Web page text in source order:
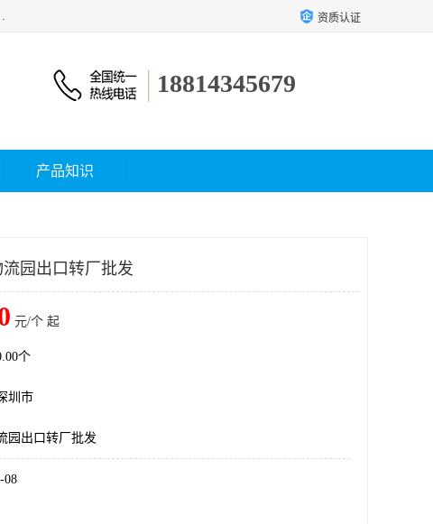
税仓储，保税生产加工，香港仓库、中港运输专拼货运等服务 资质认证
18814345679
产品知识
园出口转厂批发
元/个 起
个
圳市
园出口转厂批发
08